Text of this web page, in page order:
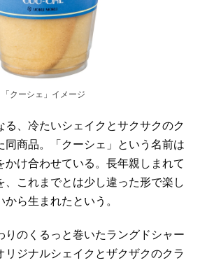
「クーシェ」イメージ
、冷たいシェイクとサクサクのク
同商品。「クーシェ」という名前は
かけ合わせている。長年親しまれて
、これまでとは少し違った形で楽し
ら生まれたという。
のくるっと巻いたラングドシャー
リジナルシェイクとザクザクのクラ